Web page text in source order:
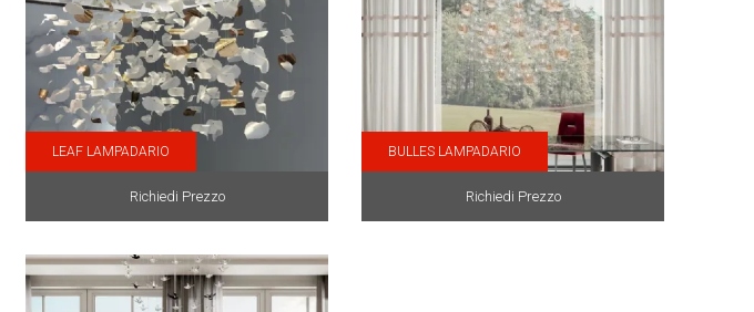
LEAF LAMPADARIO
Richiedi Prezzo
BULLES LAMPADARIO
Richiedi Prezzo